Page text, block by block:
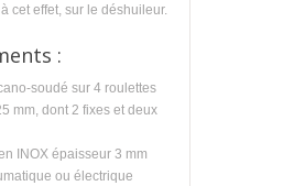
cet effet, sur le déshuileur.
:
soudé sur 4 roulettes
mm, dont 2 fixes et deux
INOX épaisseur 3 mm
ou électrique